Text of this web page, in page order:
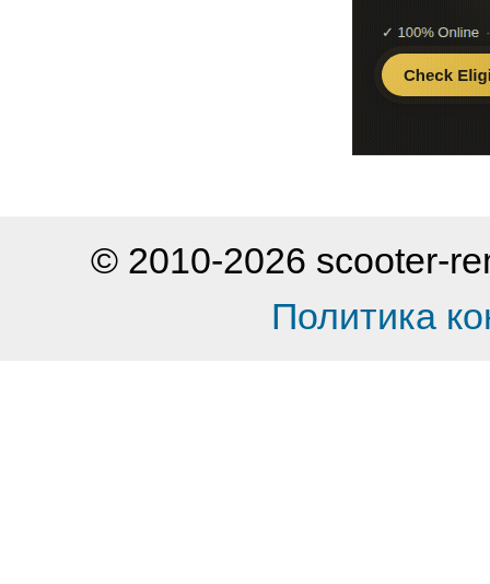
© 2010-2026 scooter-
Политика